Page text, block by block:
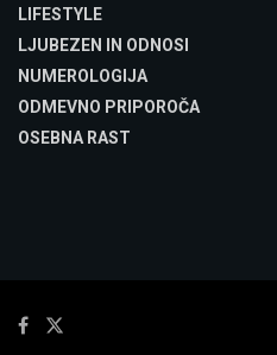
LIFESTYLE
LJUBEZEN IN ODNOSI
NUMEROLOGIJA
ODMEVNO PRIPOROČA
OSEBNA RAST